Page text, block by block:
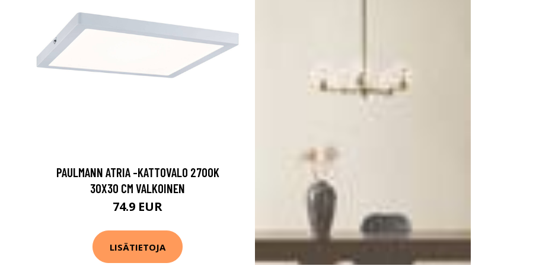
PAULMANN ATRIA -KATTOVALO 2700K
30X30 CM VALKOINEN
74.9 EUR
LISÄTIETOJA